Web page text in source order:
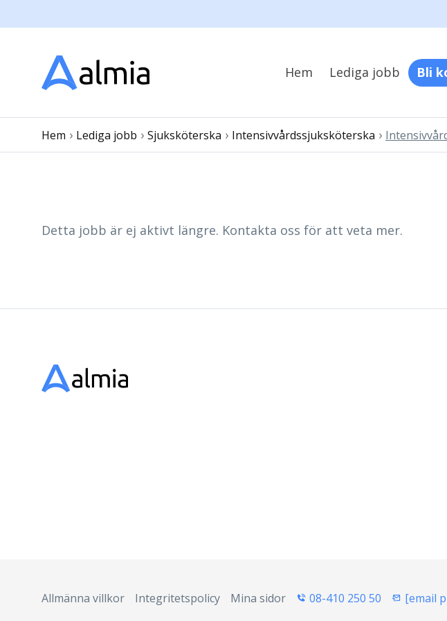
Hem Lediga jobb Bli
Hem › Lediga jobb › Sjuksköterska › Intensivvårdssjuksköterska ›
Detta jobb är ej aktivt längre. Kontakta oss för att veta mer.
Allmänna villkor Integritetspolicy Mina sidor 08-410 250 50 [email